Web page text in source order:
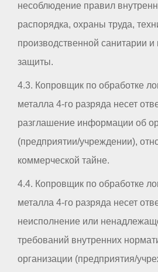
несоблюдение правил
распорядка, охраны труда,
производственной санитарии
защиты.
4.3. Копровщик по обработке
металла 4-го разряда несет
разглашение информации об
(предприятии/учреждении),
коммерческой тайне.
4.4. Копровщик по обработке
металла 4-го разряда несет
неисполнение или
требований внутренних
организации (предприятия/